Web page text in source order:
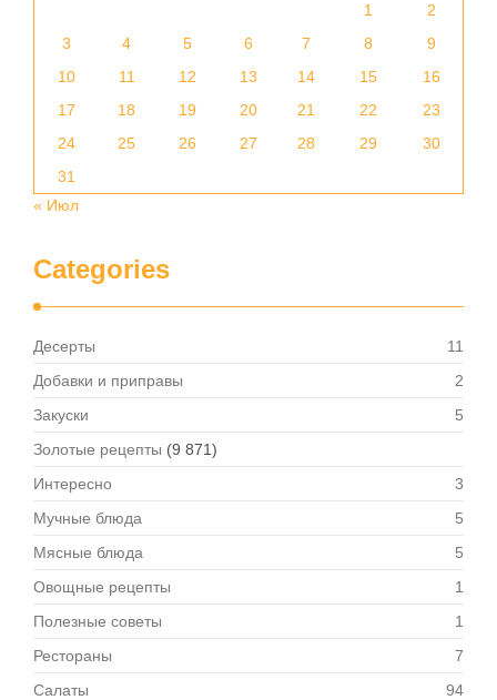
1
2
3
4 5 6 7 8
9
10
11 12 13 14 15
16
17
18 19 20 21 22
23
24
25 26 27 28 29
30
31
« Июл
Categories
Десерты
11
Добавки и приправы
2
Закуски
5
Золотые рецепты (9 871)
Интересно
3
Мучные блюда
5
Мясные блюда
5
Овощные рецепты
1
Полезные советы
1
Рестораны
7
Салаты
94